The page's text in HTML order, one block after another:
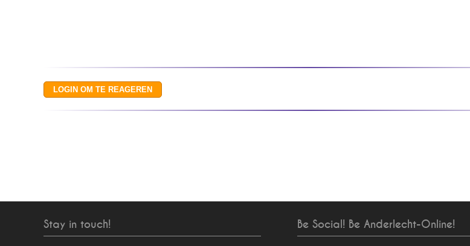
Stay in touch! Be Social! Be Anderlecht-Online!